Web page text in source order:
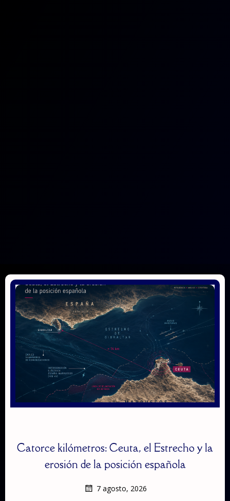
Catorce kilómetros: Ceuta, el Estrecho y la
erosión de la posición española
7 agosto, 2026